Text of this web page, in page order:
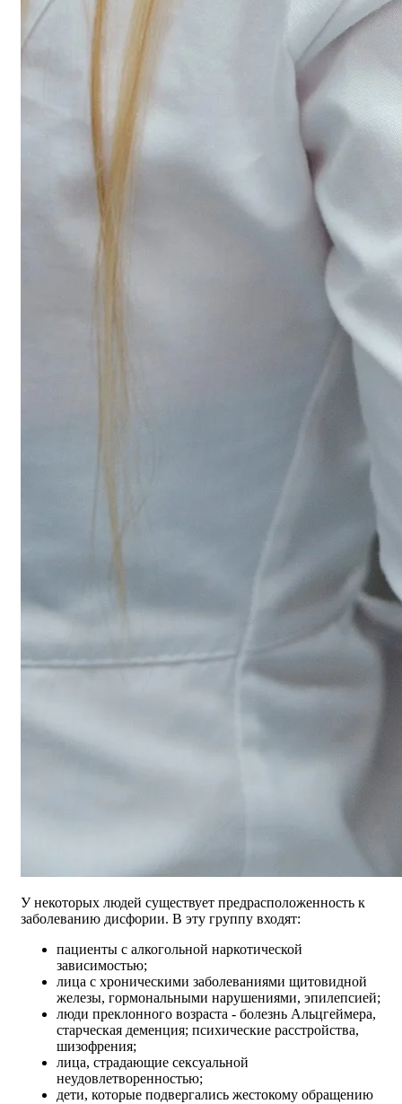
У некоторых людей существует предрасположенность к
заболеванию дисфории. В эту группу входят:
пациенты с алкогольной наркотической
зависимостью;
лица с хроническими заболеваниями щитовидной
железы, гормональными нарушениями, эпилепсией;
люди преклонного возраста - болезнь Альцгеймера,
старческая деменция; психические расстройства,
шизофрения;
лица, страдающие сексуальной
неудовлетворенностью;
дети, которые подвергались жестокому обращению